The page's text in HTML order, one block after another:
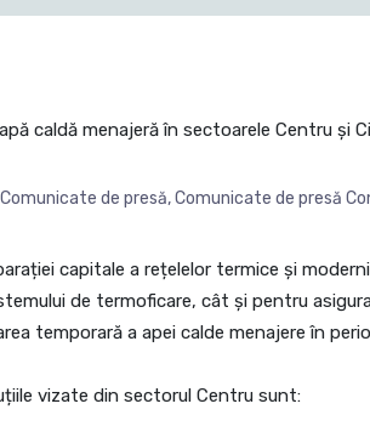
Comunicate de presă,Comunicate de presă
capitale a rețelelor termice și
de termoficare, cât și pentru
temporară a apei calde menajere în
vizate din sectorul Centru sunt: